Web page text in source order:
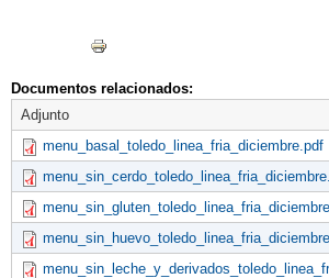
Documentos relacionados:
Adjunto
menu_basal_toledo_linea_fria_diciembre.pdf